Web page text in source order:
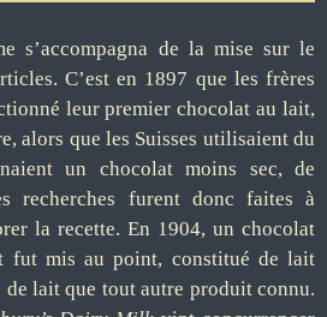
s’accompagna de la mise sur le
C’est en 1897 que les frères
leur premier chocolat au lait,
alors que les Suisses utilisaient du
un chocolat moins sec, de
recherches furent donc faites à
la recette. En 1904, un chocolat
fut mis au point, constitué de lait
lait que tout autre produit connu.